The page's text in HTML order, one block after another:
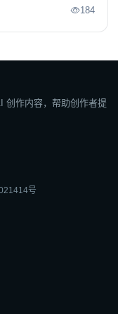
184
创作内容，帮助创作者提
号